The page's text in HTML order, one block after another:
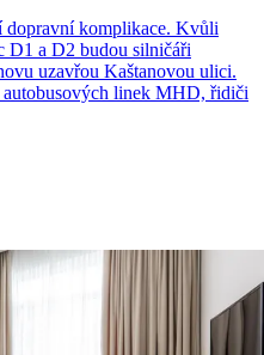
dopravní komplikace. Kvůli
D1 a D2 budou silničáři
uzavřou Kaštanovou ulici.
autobusových linek MHD, řidiči